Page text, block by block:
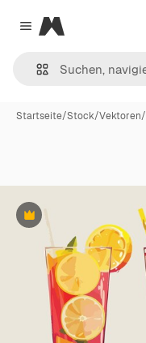
Close menu
Magnific
Startseite/Stock/Vektoren/
Premium